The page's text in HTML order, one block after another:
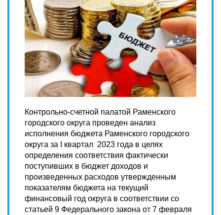
Контрольно-счетной палатой Раменского
городского округа проведен анализ
исполнения бюджета Раменского городского
округа за I квартал 2023 года в целях
определения соответствия фактически
поступивших в бюджет доходов и
произведенных расходов утвержденным
показателям бюджета на текущий
финансовый год округа в соответствии со
статьей 9 Федерального закона от 7 февраля